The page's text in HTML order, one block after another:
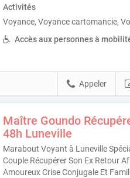
Activités
Voyance, Voyance cartomancie,
Accès aux personnes à
Appeler
Maître Goundo
48h Luneville
Marabout Voyant à Luneville
Couple Récupérer Son Ex Retour
Amoureux Crise Conjugale Et